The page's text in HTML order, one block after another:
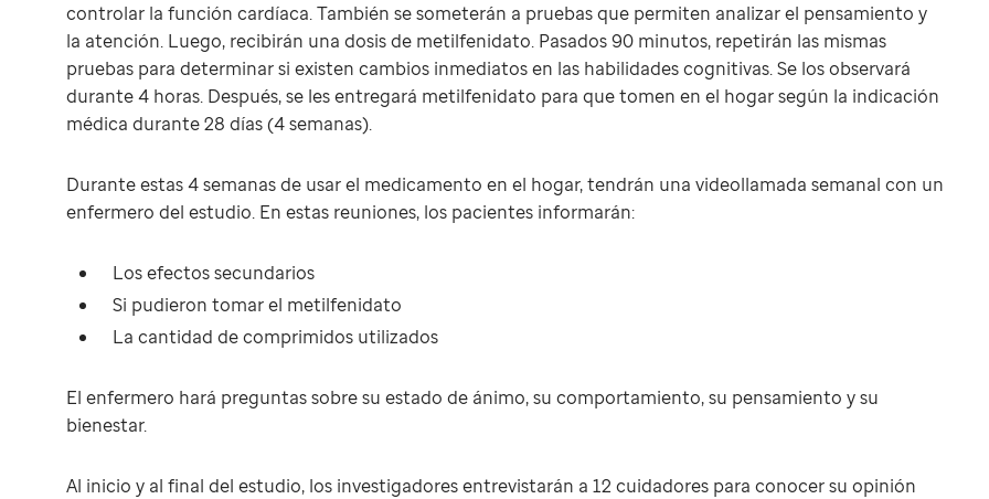
controlar la función cardíaca. También se someterán a pruebas que permiten analizar el pensamiento y
la atención. Luego, recibirán una dosis de metilfenidato. Pasados 90 minutos, repetirán las mismas
pruebas para determinar si existen cambios inmediatos en las habilidades cognitivas. Se los observará
durante 4 horas. Después, se les entregará metilfenidato para que tomen en el hogar según la indicación
médica durante 28 días (4 semanas).
Durante estas 4 semanas de usar el medicamento en el hogar, tendrán una videollamada semanal con un
enfermero del estudio. En estas reuniones, los pacientes informarán:
Los efectos secundarios
Si pudieron tomar el metilfenidato
La cantidad de comprimidos utilizados
El enfermero hará preguntas sobre su estado de ánimo, su comportamiento, su pensamiento y su
bienestar.
Al inicio y al final del estudio, los investigadores entrevistarán a 12 cuidadores para conocer su opinión